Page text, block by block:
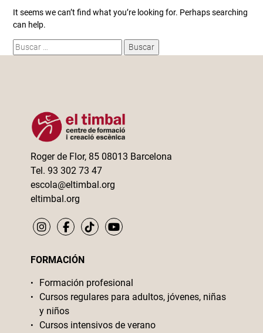
It seems we can’t find what you’re looking for. Perhaps searching
can help.
Buscar:
Roger de Flor, 85 08013 Barcelona
Tel. 93 302 73 47
escola@eltimbal.org
eltimbal.org
FORMACIÓN
Formación profesional
Cursos regulares para adultos, jóvenes, niñas
y niños
Cursos intensivos de verano